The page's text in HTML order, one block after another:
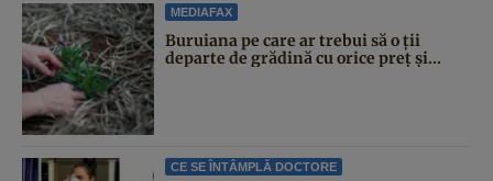
MEDIAFAX
Buruiana pe care ar trebui să o ții
departe de grădină cu orice preț și...
CE SE ÎNTÂMPLĂ DOCTORE